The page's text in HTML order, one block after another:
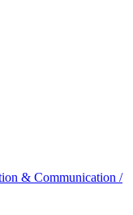
& Communication /